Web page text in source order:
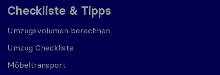
Checkliste & Tipps
Umzugsvolumen berechnen
Umzug Checkliste
Möbeltransport